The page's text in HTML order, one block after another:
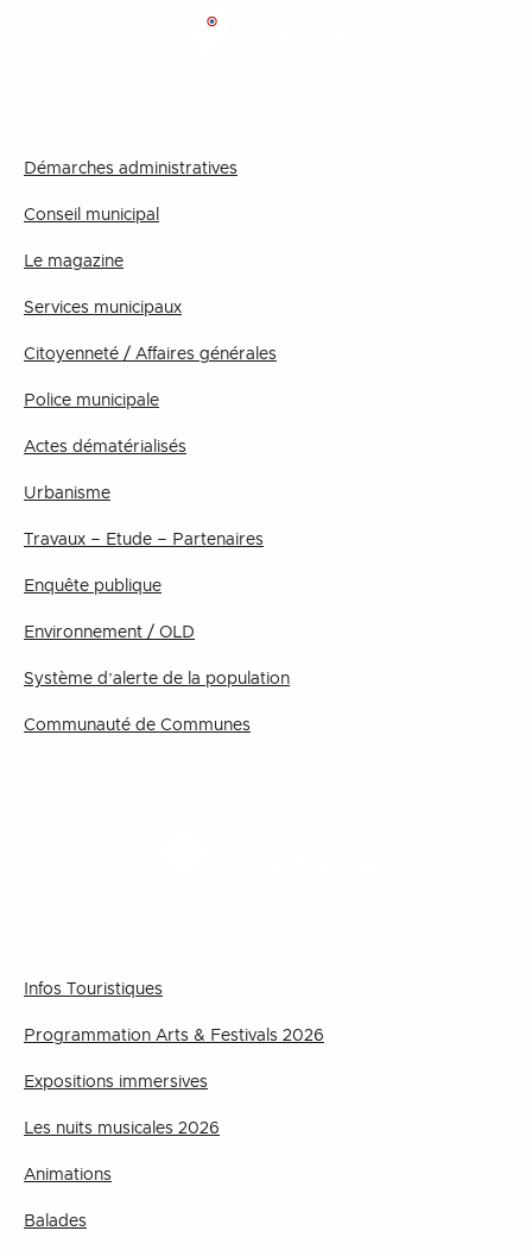
Démarches administratives
Conseil municipal
Le magazine
Services municipaux
Citoyenneté / Affaires générales
Police municipale
Actes dématérialisés
Urbanisme
Travaux – Etude – Partenaires
Enquête publique
Environnement / OLD
Système d’alerte de la population
Communauté de Communes
Infos Touristiques
Programmation Arts & Festivals 2026
Expositions immersives
Les nuits musicales 2026
Animations
Balades